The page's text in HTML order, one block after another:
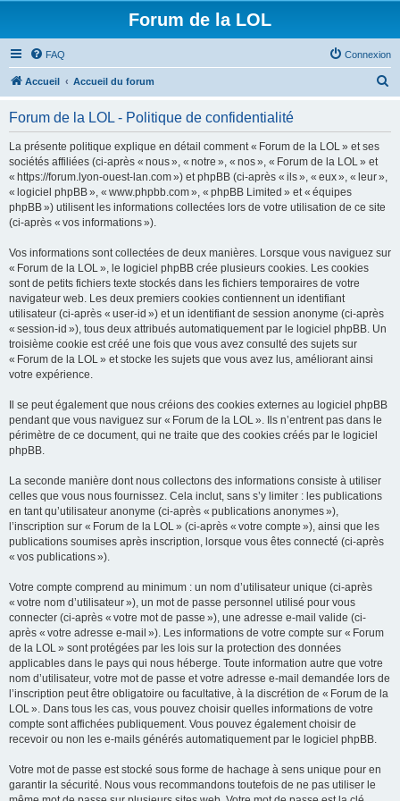
Forum de la LOL
FAQ Connexion
Accueil Accueil du forum
e
Forum de la LOL - Politique de confidentialité
La présente politique explique en détail comment « Forum de la LOL » et ses
sociétés affiliées (ci-après « nous », « notre », « nos », « Forum de la LOL » et
« https://forum.lyon-ouest-lan.com ») et phpBB (ci-après « ils », « eux », « leur »,
« logiciel phpBB », « www.phpbb.com », « phpBB Limited » et « équipes
phpBB ») utilisent les informations collectées lors de votre utilisation de ce site
(ci-après « vos informations »).
Vos informations sont collectées de deux manières. Lorsque vous naviguez sur
« Forum de la LOL », le logiciel phpBB crée plusieurs cookies. Les cookies
sont de petits fichiers texte stockés dans les fichiers temporaires de votre
navigateur web. Les deux premiers cookies contiennent un identifiant
utilisateur (ci-après « user-id ») et un identifiant de session anonyme (ci-après
« session-id »), tous deux attribués automatiquement par le logiciel phpBB. Un
troisième cookie est créé une fois que vous avez consulté des sujets sur
« Forum de la LOL » et stocke les sujets que vous avez lus, améliorant ainsi
votre expérience.
Il se peut également que nous créions des cookies externes au logiciel phpBB
pendant que vous naviguez sur « Forum de la LOL ». Ils n’entrent pas dans le
périmètre de ce document, qui ne traite que des cookies créés par le logiciel
phpBB.
La seconde manière dont nous collectons des informations consiste à utiliser
celles que vous nous fournissez. Cela inclut, sans s’y limiter : les publications
en tant qu’utilisateur anonyme (ci-après « publications anonymes »),
l’inscription sur « Forum de la LOL » (ci-après « votre compte »), ainsi que les
publications soumises après inscription, lorsque vous êtes connecté (ci-après
« vos publications »).
Votre compte comprend au minimum : un nom d’utilisateur unique (ci-après
« votre nom d’utilisateur »), un mot de passe personnel utilisé pour vous
connecter (ci-après « votre mot de passe »), une adresse e-mail valide (ci-
après « votre adresse e-mail »). Les informations de votre compte sur « Forum
de la LOL » sont protégées par les lois sur la protection des données
applicables dans le pays qui nous héberge. Toute information autre que votre
nom d’utilisateur, votre mot de passe et votre adresse e-mail demandée lors de
l’inscription peut être obligatoire ou facultative, à la discrétion de « Forum de la
LOL ». Dans tous les cas, vous pouvez choisir quelles informations de votre
compte sont affichées publiquement. Vous pouvez également choisir de
recevoir ou non les e-mails générés automatiquement par le logiciel phpBB.
Votre mot de passe est stocké sous forme de hachage à sens unique pour en
garantir la sécurité. Nous vous recommandons toutefois de ne pas utiliser le